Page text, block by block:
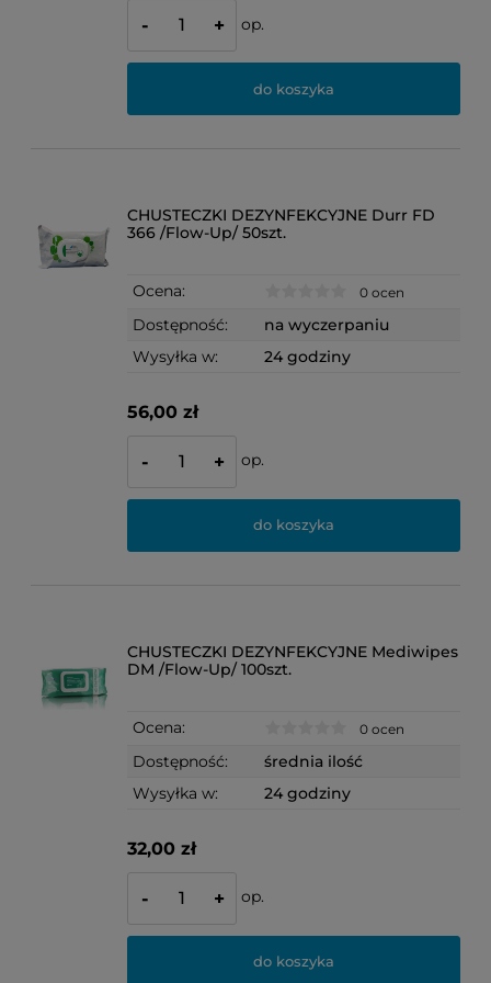
- + op.
do koszyka
CHUSTECZKI DEZYNFEKCYJNE Durr FD
366 /Flow-Up/ 50szt.
Ocena: 0 ocen
Dostępność:
na wyczerpaniu
Wysyłka w:
24 godziny
56,00 zł
- + op.
do koszyka
CHUSTECZKI DEZYNFEKCYJNE Mediwipes
DM /Flow-Up/ 100szt.
Ocena: 0 ocen
Dostępność:
średnia ilość
Wysyłka w:
24 godziny
32,00 zł
- + op.
do koszyka